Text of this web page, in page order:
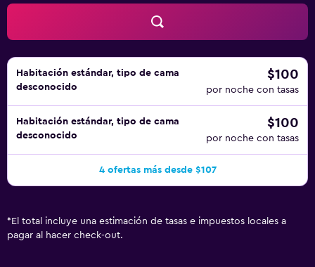
Habitación estándar, tipo de cama
desconocido
$100
por noche con tasas
Habitación estándar, tipo de cama
desconocido
$100
por noche con tasas
4 ofertas más desde $107
* El total incluye una estimación de tasas e impuestos locales a
pagar al hacer check-out.